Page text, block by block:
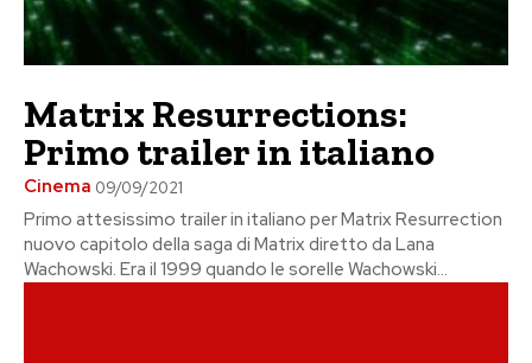
Matrix Resurrections:
Primo trailer in italiano
Cinema 09/09/2021
Primo attesissimo trailer in italiano per Matrix Resurrection
nuovo capitolo della saga di Matrix diretto da Lana
Wachowski. Era il 1999 quando le sorelle Wachowski...